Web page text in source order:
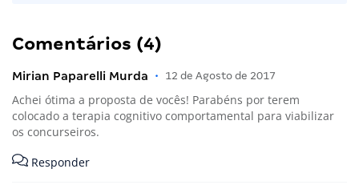
Comentários (4)
Mirian Paparelli Murda • 12 de Agosto de 2017
Achei ótima a proposta de vocês! Parabéns por terem
colocado a terapia cognitivo comportamental para viabilizar
os concurseiros.
Responder